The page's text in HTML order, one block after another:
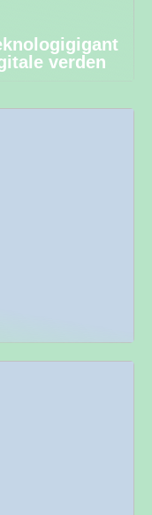
verden